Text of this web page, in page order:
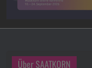
Über SAATKORN